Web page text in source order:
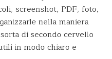
screenshot, PDF, foto,
nella maniera
di secondo cervello
in modo chiaro e